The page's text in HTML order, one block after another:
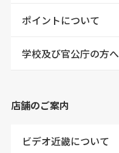
ポイントについて
学校及び官公庁の方へ
店舗のご案内
ビデオ近畿について